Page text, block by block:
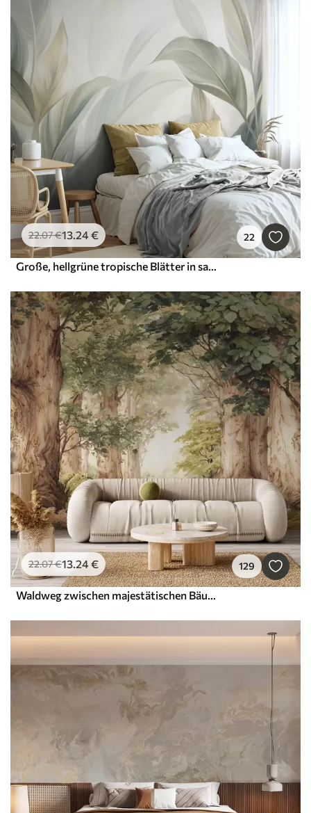
22.07€13.24€ 22
Große, hellgrüne tropische Blätter in sanften Pastelltönen, strukturierte Kunst
22.07€13.24€ 129
Waldweg zwischen majestätischen Bäumen im Aquarellstil